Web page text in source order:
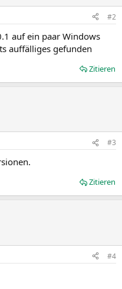
#2
auf ein paar Windows
auffälliges gefunden
Zitieren
#3
Zitieren
#4